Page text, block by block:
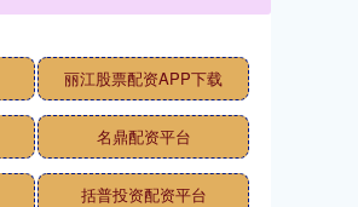
丽江股票配资APP下载
名鼎配资平台
括普投资配资平台